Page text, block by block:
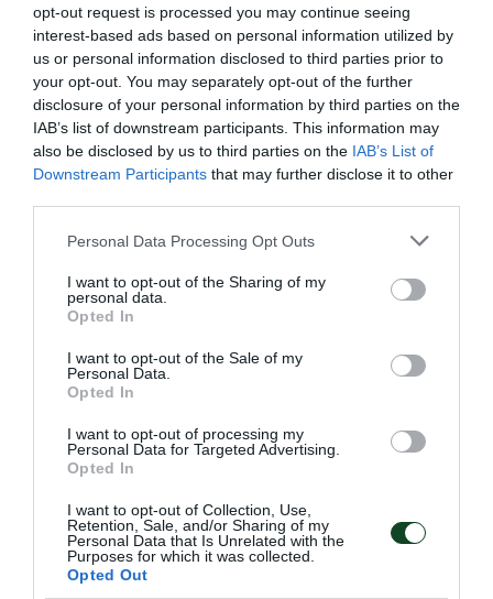
opt-out request is processed you may continue seeing
interest-based ads based on personal information utilized by
us or personal information disclosed to third parties prior to
your opt-out. You may separately opt-out of the further
disclosure of your personal information by third parties on the
IAB’s list of downstream participants. This information may
also be disclosed by us to third parties on the IAB’s List of
Downstream Participants that may further disclose it to other
Please note that this website/app uses one or more Google
not limited to your visit or usage behaviour. You may click to
grant or deny consent to Google and its third-party tags to
use your data for below specified purposes in below Google
consent section.
Personal Data Processing Opt Outs
I want to opt-out of the Sharing of my
personal data.
Opted In
I want to opt-out of the Sale of my
Personal Data.
Opted In
I want to opt-out of processing my
Personal Data for Targeted Advertising.
Opted In
I want to opt-out of Collection, Use,
Retention, Sale, and/or Sharing of my
Personal Data that Is Unrelated with the
Purposes for which it was collected.
Opted Out
Παναθηναϊκός!
Ο πρωταθλητής Ελλάδας στους άνδρες και δευτεραθλητής
Ελλάδας στις γυναίκες Παναθηναϊκός είναι ο πολυνίκης
σύλλογος της χώρας στον ανοικτό στίβο, στον άτυπο πίνακα
με τα κερδισμένα μετάλλια!
Πρωταθλητής Ελλάδας ο
Παναθηναϊκός!
Ο Σύλλογος πανηγύρισε το 28ο πρωτάθλημα Ελλάδας στον